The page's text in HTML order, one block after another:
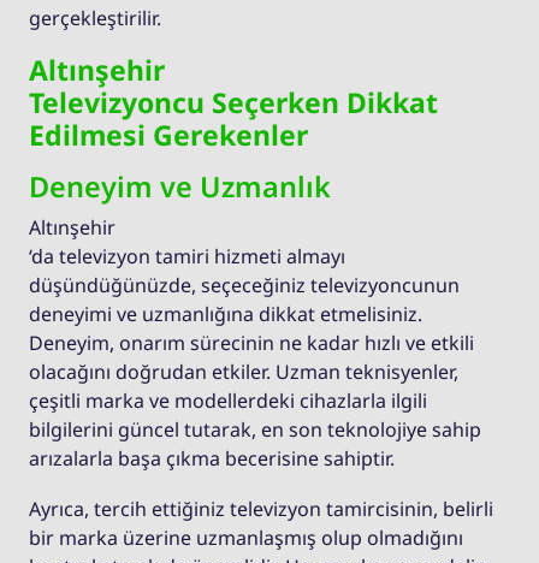
gerçekleştirilir.
Altınşehir
Televizyoncu Seçerken Dikkat
Edilmesi Gerekenler
Deneyim ve Uzmanlık
Altınşehir
‘da televizyon tamiri hizmeti almayı
düşündüğünüzde, seçeceğiniz televizyoncunun
deneyimi ve uzmanlığına dikkat etmelisiniz.
Deneyim, onarım sürecinin ne kadar hızlı ve etkili
olacağını doğrudan etkiler. Uzman teknisyenler,
çeşitli marka ve modellerdeki cihazlarla ilgili
bilgilerini güncel tutarak, en son teknolojiye sahip
arızalarla başa çıkma becerisine sahiptir.
Ayrıca, tercih ettiğiniz televizyon tamircisinin, belirli
bir marka üzerine uzmanlaşmış olup olmadığını